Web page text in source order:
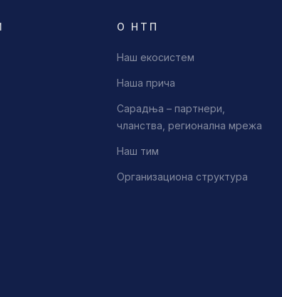
О НТП
Наш екосистем
Наша прича
Сарадња – партнери,
чланства, регионална мрежа
Наш тим
Организациона структура